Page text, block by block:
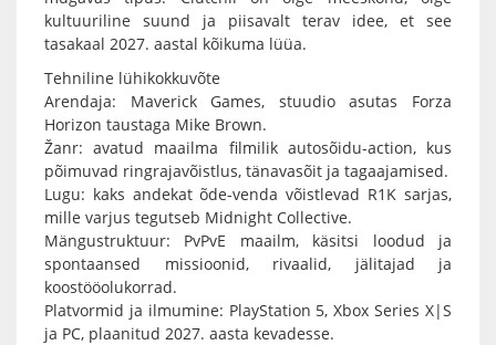
kultuuriline suund ja piisavalt terav idee, et see
tasakaal 2027. aastal kõikuma lüüa.
Tehniline lühikokkuvõte
Arendaja: Maverick Games, stuudio asutas Forza
Horizon taustaga Mike Brown.
Žanr: avatud maailma filmilik autosõidu-action, kus
põimuvad ringrajavõistlus, tänavasõit ja tagaajamised.
Lugu: kaks andekat õde-venda võistlevad R1K sarjas,
mille varjus tegutseb Midnight Collective.
Mängustruktuur: PvPvE maailm, käsitsi loodud ja
spontaansed missioonid, rivaalid, jälitajad ja
koostööolukorrad.
Platvormid ja ilmumine: PlayStation 5, Xbox Series X|S
ja PC, plaanitud 2027. aasta kevadesse.